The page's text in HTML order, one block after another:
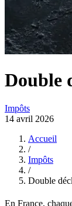
Double
Impôts
14 avril 2026
Accueil
/
Impôts
/
Double
En France,